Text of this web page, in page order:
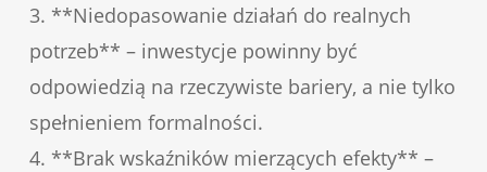
3. **Niedopasowanie działań do realnych
potrzeb** – inwestycje powinny być
odpowiedzią na rzeczywiste bariery, a nie tylko
spełnieniem formalności.
4. **Brak wskaźników mierzących efekty** –